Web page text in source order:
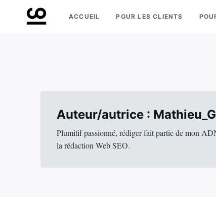
ACCUEIL POUR LES CLIENTS
Auteur/autrice :
Plumitif passionné, rédiger fait partie de mon
la rédaction Web SEO.